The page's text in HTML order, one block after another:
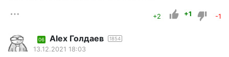
+2 +1 -1
06 Alex Голдаев 1854
13.12.2021 18:03